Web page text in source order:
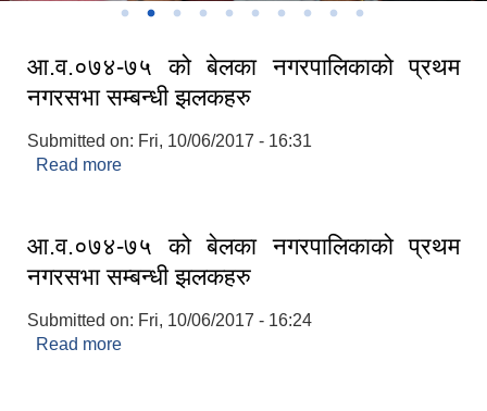
आ.व.०७४-७५ को बेलका नगरपालिकाको प्रथम
नगरसभा सम्बन्धी झलकहरु
Submitted on: Fri, 10/06/2017 - 16:31
Read more
आ.व.०७४-७५ को बेलका नगरपालिकाको प्रथम
नगरसभा सम्बन्धी झलकहरु
Submitted on: Fri, 10/06/2017 - 16:24
Read more